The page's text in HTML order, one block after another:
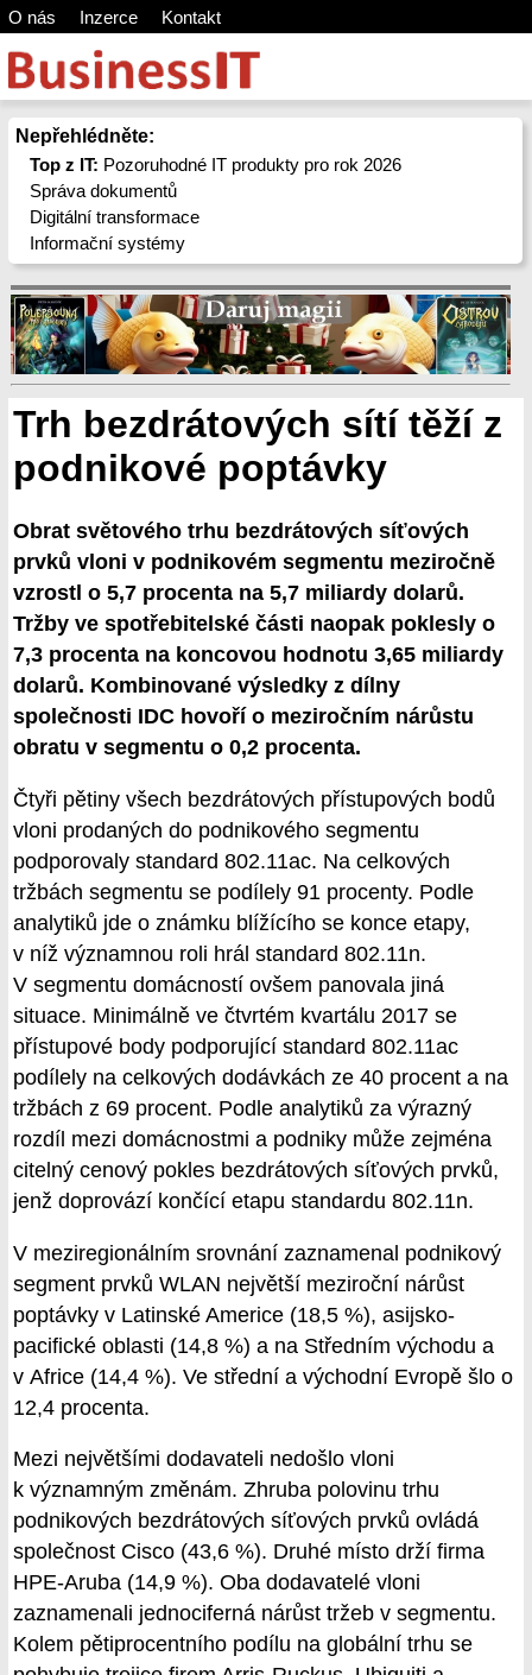
O nás Inzerce Kontakt
Nepřehlédněte:
Top z IT: Pozoruhodné IT produkty pro rok 2026
Správa dokumentů
Digitální transformace
Informační systémy
Trh bezdrátových sítí těží z
podnikové poptávky
Obrat světového trhu bezdrátových síťových
prvků vloni v podnikovém segmentu meziročně
vzrostl o 5,7 procenta na 5,7 miliardy dolarů.
Tržby ve spotřebitelské části naopak poklesly o
7,3 procenta na koncovou hodnotu 3,65 miliardy
dolarů. Kombinované výsledky z dílny
společnosti IDC hovoří o meziročním nárůstu
obratu v segmentu o 0,2 procenta.
Čtyři pětiny všech bezdrátových přístupových bodů
vloni prodaných do podnikového segmentu
podporovaly standard 802.11ac. Na celkových
tržbách segmentu se podílely 91 procenty. Podle
analytiků jde o známku blížícího se konce etapy,
v níž významnou roli hrál standard 802.11n.
V segmentu domácností ovšem panovala jiná
situace. Minimálně ve čtvrtém kvartálu 2017 se
přístupové body podporující standard 802.11ac
podílely na celkových dodávkách ze 40 procent a na
tržbách z 69 procent. Podle analytiků za výrazný
rozdíl mezi domácnostmi a podniky může zejména
citelný cenový pokles bezdrátových síťových prvků,
jenž doprovází končící etapu standardu 802.11n.
V meziregionálním srovnání zaznamenal podnikový
segment prvků WLAN největší meziroční nárůst
poptávky v Latinské Americe (18,5 %), asijsko-
pacifické oblasti (14,8 %) a na Středním východu a
v Africe (14,4 %). Ve střední a východní Evropě šlo o
12,4 procenta.
Mezi největšími dodavateli nedošlo vloni
k významným změnám. Zhruba polovinu trhu
podnikových bezdrátových síťových prvků ovládá
společnost Cisco (43,6 %). Druhé místo drží firma
HPE-Aruba (14,9 %). Oba dodavatelé vloni
zaznamenali jednociferná nárůst tržeb v segmentu.
Kolem pětiprocentního podílu na globální trhu se